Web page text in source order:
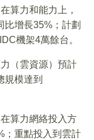
算力和能力上，
增長35%；計劃
機架4萬餘台。
（雲資源）預計
規模達到
算力網絡投入方
；重點投入到雲計